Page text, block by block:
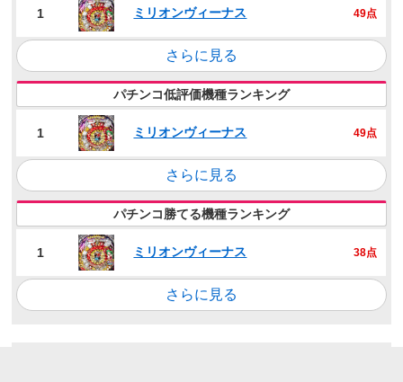
1 ミリオンヴィーナス 49点
さらに見る
パチンコ低評価機種ランキング
1 ミリオンヴィーナス 49点
さらに見る
パチンコ勝てる機種ランキング
1 ミリオンヴィーナス 38点
さらに見る